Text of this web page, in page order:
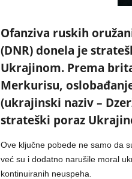
Ofanziva ruskih
(DNR) donela je
Ukrajinom. Prema
Merkurisu,
(ukrajinski naziv –
strateški poraz
Ove ključne pobede ne samo da
već su i dodatno narušile moral
kontinuiranih neuspeha.